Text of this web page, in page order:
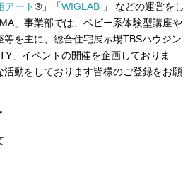
アート®」「WIGLAB 」 などの運営をし
」事業部では、ベビー系体験型講座や
を主に、総合住宅展示場TBSハウジン
」イベントの開催を企画しておりま
動をしております皆様のご登録をお願